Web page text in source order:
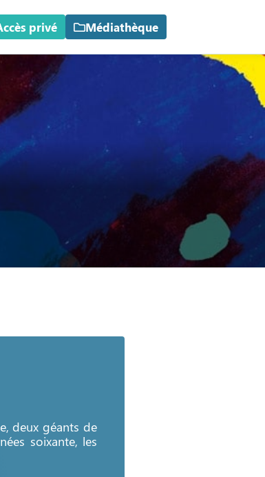
privé Médiathèque
deux géants de
soixante, les